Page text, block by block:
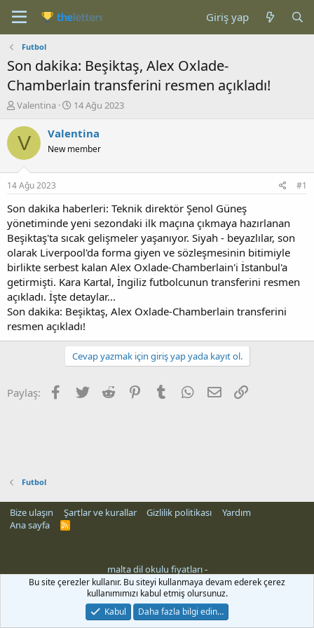
Giriş yap
Futbol
Son dakika: Beşiktaş, Alex Oxlade-
Chamberlain transferini resmen açıkladı!
K
n
b
u
u
b
a
ş
l
a
t
a
n
Valentina
B
ş
a
ç
a
r
i
h
i
14 Ağu 2023
V Valentina
New member
14 Ağu 2023 #1
Son dakika haberleri: Teknik direktör Şenol Güneş
yönetiminde yeni sezondaki ilk maçına çıkmaya hazırlanan
Beşiktaş'ta sıcak gelişmeler yaşanıyor. Siyah - beyazlılar, son
olarak Liverpool'da forma giyen ve sözleşmesinin bitimiyle
birlikte serbest kalan Alex Oxlade-Chamberlain'i İstanbul'a
getirmişti. Kara Kartal, İngiliz futbolcunun transferini resmen
açıkladı. İşte detaylar...
Son dakika: Beşiktaş, Alex Oxlade-Chamberlain transferini
resmen açıkladı!
Cevap yazmak için giriş yap yada kayıt ol.
Paylaş: Facebook
Twitter Reddit PinterestTumblr WhatsApp
E-posta
Futbol
Bize ulaşın Şartlar ve kurallar Gizlilik politikası
Yardım
Ana sayfa
R
malta dil okulu fiyatları-
Bu site çerezler kullanır. Bu siteyi kullanmaya devam ederek çerez
kullanımımızı kabul etmiş olursunuz.
Kabul
Daha fazla bilgi edin…